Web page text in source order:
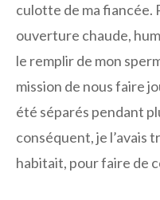
culotte de ma fiancée.
ouverture chaude,
le remplir de mon
mission de nous faire
été séparés pendant
conséquent, je l’avais
habitait, pour faire de